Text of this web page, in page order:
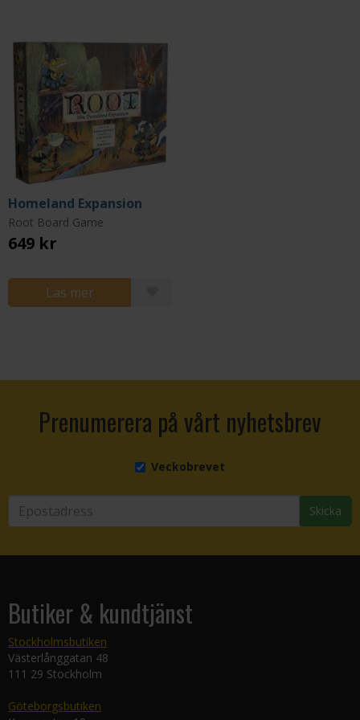
Homeland Expansion
Root Board Game
649 kr
Läs mer
Prenumerera på vårt nyhetsbrev
Veckobrevet
Skicka
Butiker & kundtjänst
Stockholmsbutiken
Västerlånggatan 48
111 29 Stockholm
Göteborgsbutiken